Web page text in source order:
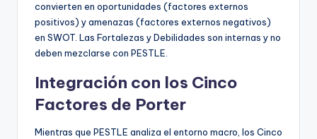
convierten en oportunidades (factores externos
positivos) y amenazas (factores externos negativos)
en SWOT. Las Fortalezas y Debilidades son internas y no
deben mezclarse con PESTLE.
Integración con los Cinco
Factores de Porter
Mientras que PESTLE analiza el entorno macro, los Cinco